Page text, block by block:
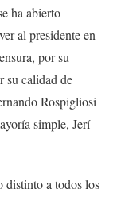
ha abierto
al presidente en
por su
su calidad de
Rospigliosi
simple, Jerí
distinto a todos los